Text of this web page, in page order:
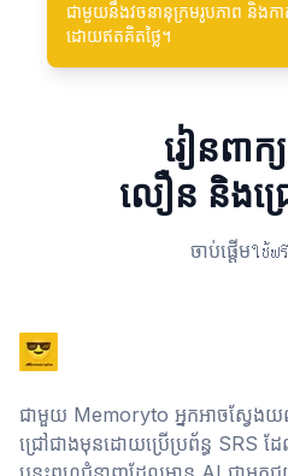
ជាមួយនឹងវចនានុក្រមរូបភាព និងកា
ដោយឥតគិតថ្លៃ។
រៀនពាក្
លឿន និងជ្
ចាប់ផ្តើមใช้
ជាមួយ Memoryto អ្នកអាចស្វែង
ជ្រៅជាងមុនដោយប្រើប្រព័ន្ធ SRS